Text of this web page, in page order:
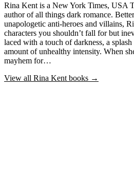
Rina Kent is a New York Times, USA
author of all things dark romance.
unapologetic anti-heroes and villains,
characters you shouldn’t fall for but
laced with a touch of darkness, a
amount of unhealthy intensity. When
mayhem for…
View all Rina Kent books →